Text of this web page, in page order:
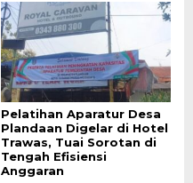
Pelatihan Aparatur Desa
Plandaan Digelar di Hotel
Trawas, Tuai Sorotan di
Tengah Efisiensi
Anggaran